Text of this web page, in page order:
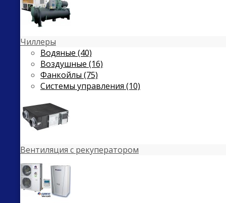
Чиллеры
Водяные (40)
Воздушные (16)
Фанкойлы (75)
Системы управления (10)
Вентиляция с рекуператором